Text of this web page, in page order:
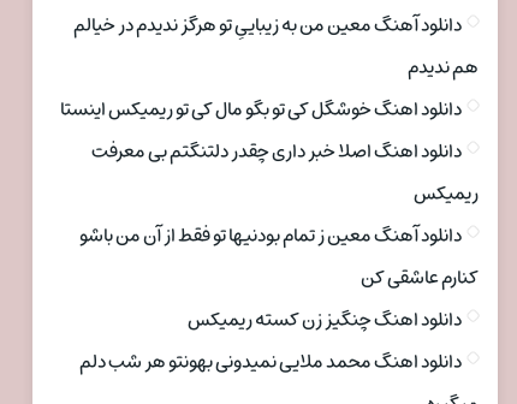
دانلود آهنگ معین من به زیباییِ تو هرگز ندیدم در خیالم
هم ندیدم
دانلود اهنگ خوشگل کی تو بگو مال کی تو ریمیکس اینستا
دانلود اهنگ اصلا خبر داری چقدر دلتنگتم بی معرفت
ریمیکس
دانلود آهنگ معین ز تمام بودنیها تو فقط از آن من باشو
کنارم عاشقی کن
دانلود اهنگ چنگیز زن کسته ریمیکس
دانلود اهنگ محمد ملایی نمیدونی بهونتو هر شب دلم